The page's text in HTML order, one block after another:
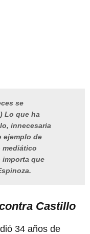
se
Lo que ha
innecesaria
ejemplo de
mediático
importa que
Castillo
34 años de